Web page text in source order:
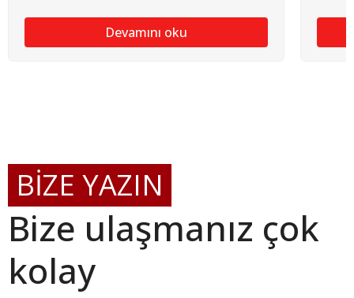
Devamını oku
BİZE YAZIN
Bize ulaşmanız çok
kolay